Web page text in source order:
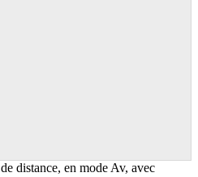
de distance, en mode Av, avec